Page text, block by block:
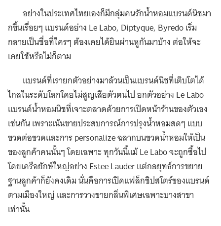
อย่างในประเทศไทยเองก็มีกลุ่มคนรักน้ำหอมแบรนด์นิชมา
กขึ้นเรื่อยๆ แบรนด์อย่าง Le Labo, Diptyque, Byredo เริ่ม
กลายเป็นชื่อที่ใครๆ ต้องเคยได้ยินผ่านหูกันมาบ้าง ต่อให้จะ
เคยใช้หรือไม่ก็ตาม
แบรนด์ที่เรายกตัวอย่างมาล้วนเป็นแบรนด์นิชที่เติบโตได้
ไกลในระดับโลกโดยไม่สูญเสียตัวตนไป ยกตัวอย่าง Le Labo
แบรนด์น้ำหอมนิชที่เจาะตลาดด้วยการเปิดหน้าร้านของตัวเอง
เช่นกัน เพราะเน้นขายประสบการณ์การปรุงน้ำหอมสดๆ แบบ
ขวดต่อขวดและการ personalize ฉลากบนขวดน้ำหอมให้เป็น
ของลูกค้าคนนั้นๆ โดยเฉพาะ ทุกวันนี้แม้ Le Labo จะถูกซื้อไป
โดยเครือยักษ์ใหญ่อย่าง Estee Lauder แต่กลยุทธ์การขยาย
ฐานลูกค้าก็ยังคงเดิม นั่นคือการเปิดแฟล็กชิปสโตร์ของแบรนด์
ตามเมืองใหญ่ และการวางขายกลิ่นพิเศษเฉพาะบางสาขา
เท่านั้น